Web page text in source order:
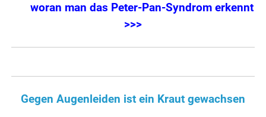
woran man das Peter-Pan-Syndrom erkennt
>>>
Gegen Augenleiden ist ein Kraut gewachsen